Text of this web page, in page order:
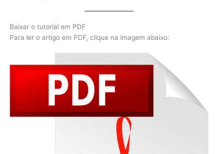
Baixar o tutorial em PDF
Para ler o artigo em PDF, clique na imagem abaixo: